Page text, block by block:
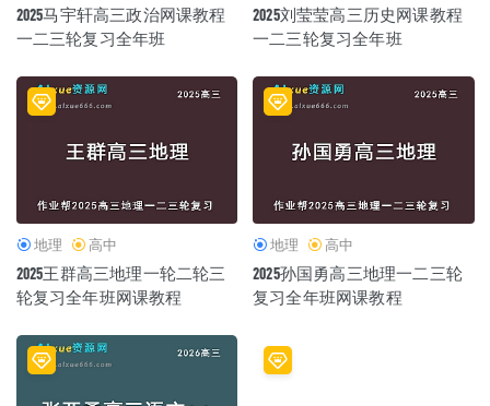
2025马宇轩高三政治网课教程
一二三轮复习全年班
2025刘莹莹高三历史网课教程
一二三轮复习全年班
地理 高中
2025王群高三地理一轮二轮三
轮复习全年班网课教程
地理 高中
2025孙国勇高三地理一二三轮
复习全年班网课教程